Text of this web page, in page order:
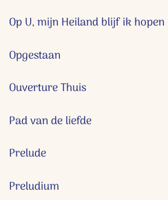
Op U, mijn Heiland blijf ik hopen
Opgestaan
Ouverture Thuis
Pad van de liefde
Prelude
Preludium